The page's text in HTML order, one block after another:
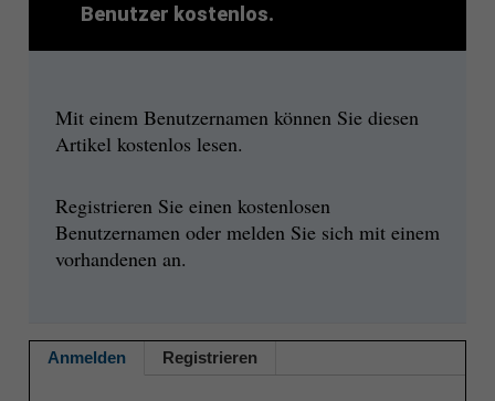
Benutzer kostenlos.
Mit einem Benutzernamen können Sie diesen
Artikel kostenlos lesen.
Registrieren Sie einen kostenlosen
Benutzernamen oder melden Sie sich mit einem
vorhandenen an.
Anmelden Registrieren